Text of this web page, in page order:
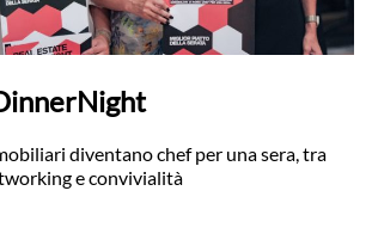
diventano chef per una sera, tra
e convivialità